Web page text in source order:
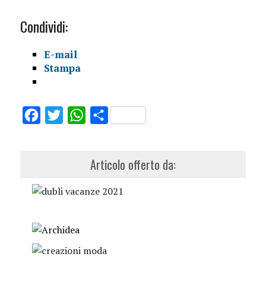
Condividi:
E-mail
Stampa
FacebookTwitterWhatsApp
Share
Articolo offerto da: